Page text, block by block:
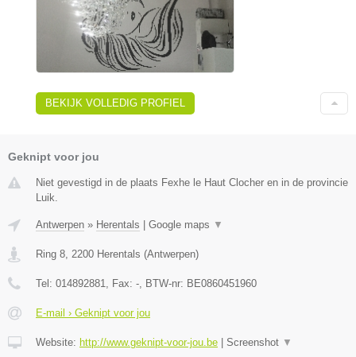
BEKIJK VOLLEDIG PROFIEL
Geknipt voor jou
Niet gevestigd in de plaats Fexhe le Haut Clocher en in de provincie
Luik.
Antwerpen » Herentals | Google maps ▼
Ring 8 2200 Herentals (Antwerpen)
Tel: 014892881 , Fax: - , BTW-nr: BE0860451960
E-mail › Geknipt voor jou
Website: http://www.geknipt-voor-jou.be | Screenshot ▼